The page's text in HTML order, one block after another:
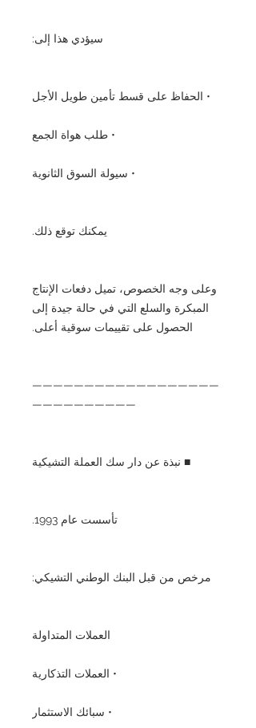
سيؤدي هذا إلى:
• الحفاظ على قسط تأمين طويل الأجل
• طلب هواة الجمع
• سيولة السوق الثانوية
يمكنك توقع ذلك.
وعلى وجه الخصوص، تميل دفعات الإنتاج
المبكرة والسلع التي في حالة جيدة إلى
الحصول على تقييمات سوقية أعلى.
——————————————————
——————————
■ نبذة عن دار سك العملة التشيكية
تأسست عام 1993.
مرخص من قبل البنك الوطني التشيكي:
العملات المتداولة
• العملات التذكارية
• سبائك الاستثمار